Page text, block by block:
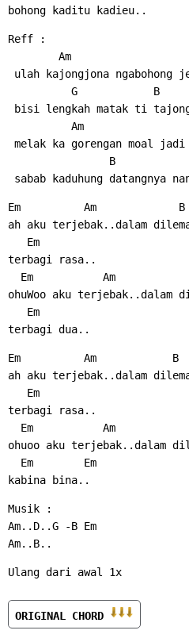
bohong kaditu kadieu..
Reff :
Am
ulah kajongjona ngabohong
G
bisi lengkah matak ti
Am
melak ka gorengan moal jadi
                B
sabab kaduhung datangnya
Em          Am             B
ah aku terjebak..dalam
   Em
terbagi rasa..
Em           Am
ohuWoo aku terjebak..dalam
   Em
terbagi dua..
Em          Am            B
ah aku terjebak..dalam
   Em
terbagi rasa..
Em           Am
ohuoo aku terjebak..dalam
  Em        Em
kabina bina..
Musik :
Am..D..G -B Em
Am..B..
Ulang dari awal 1x
ORIGINAL CHORD